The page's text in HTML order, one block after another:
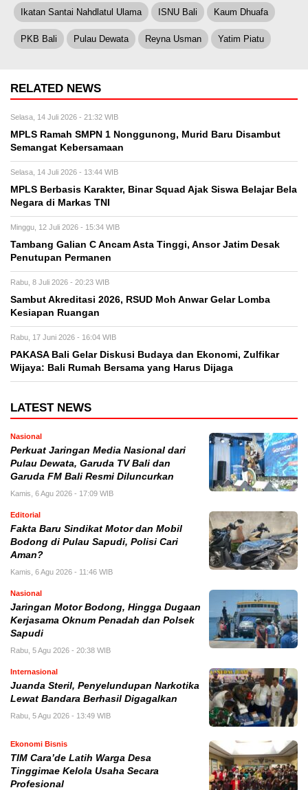
Ikatan Santai Nahdlatul Ulama ISNU Bali Kaum Dhuafa
PKB Bali Pulau Dewata Reyna Usman Yatim Piatu
RELATED NEWS
Selasa, 14 Juli 2026 - 21:32 WIB
MPLS Ramah SMPN 1 Nonggunong, Murid Baru Disambut
Semangat Kebersamaan
Selasa, 14 Juli 2026 - 13:44 WIB
MPLS Berbasis Karakter, Binar Squad Ajak Siswa Belajar Bela
Negara di Markas TNI
Minggu, 12 Juli 2026 - 15:34 WIB
Tambang Galian C Ancam Asta Tinggi, Ansor Jatim Desak
Penutupan Permanen
Rabu, 8 Juli 2026 - 20:23 WIB
Sambut Akreditasi 2026, RSUD Moh Anwar Gelar Lomba
Kesiapan Ruangan
Rabu, 17 Juni 2026 - 16:04 WIB
PAKASA Bali Gelar Diskusi Budaya dan Ekonomi, Zulfikar
Wijaya: Bali Rumah Bersama yang Harus Dijaga
LATEST NEWS
Nasional
Perkuat Jaringan Media Nasional dari
Pulau Dewata, Garuda TV Bali dan
Garuda FM Bali Resmi Diluncurkan
Kamis, 6 Agu 2026 - 17:09 WIB
Editorial
Fakta Baru Sindikat Motor dan Mobil
Bodong di Pulau Sapudi, Polisi Cari
Aman?
Kamis, 6 Agu 2026 - 11:46 WIB
Nasional
Jaringan Motor Bodong, Hingga Dugaan
Kerjasama Oknum Penadah dan Polsek
Sapudi
Rabu, 5 Agu 2026 - 20:38 WIB
Internasional
Juanda Steril, Penyelundupan Narkotika
Lewat Bandara Berhasil Digagalkan
Rabu, 5 Agu 2026 - 13:49 WIB
Ekonomi Bisnis
TIM Cara’de Latih Warga Desa
Tinggimae Kelola Usaha Secara
Profesional